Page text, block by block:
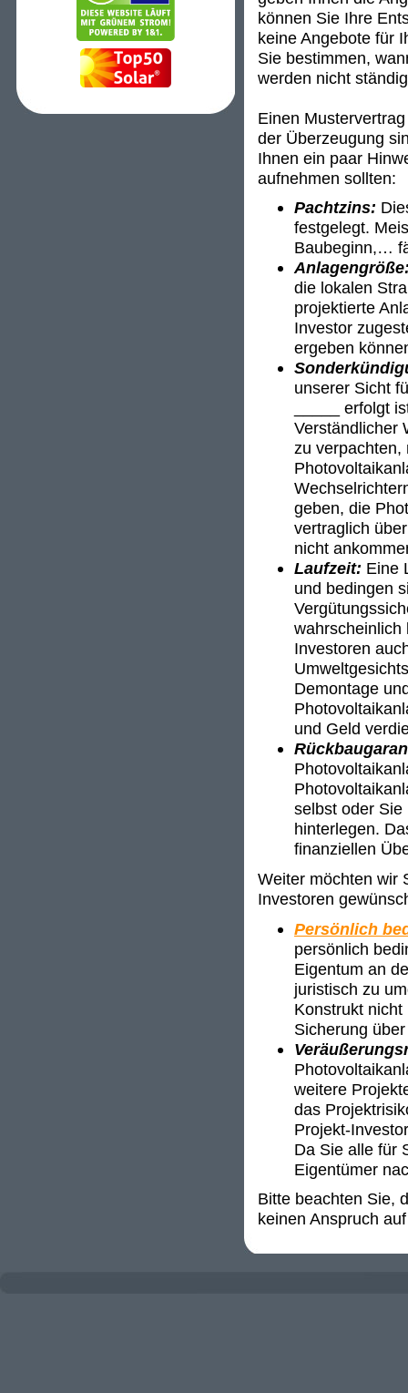
können Sie Ihre
keine Angebote für
Sie bestimmen,
werden nicht
Einen
der Überzeugung
Ihnen ein paar
aufnehmen sollten:
Pachtzins:
festgelegt.
Baubeginn,…
die lokalen
projektierte
Investor
ergeben
unserer Sicht
_____ erfolgt
Verständlicher
zu verpachten,
geben, die
vertraglich
nicht
Laufzeit: Eine
und bedingen
wahrscheinlich
Investoren
Demontage
und Geld
selbst oder Sie
hinterlegen.
finanziellen
Weiter möchten wir
Investoren
Persönlich
persönlich
Eigentum an
juristisch zu
Konstrukt
Sicherung
weitere
das
Projekt-
Da Sie alle für
Eigentümer
Bitte beachten Sie,
keinen Anspruch